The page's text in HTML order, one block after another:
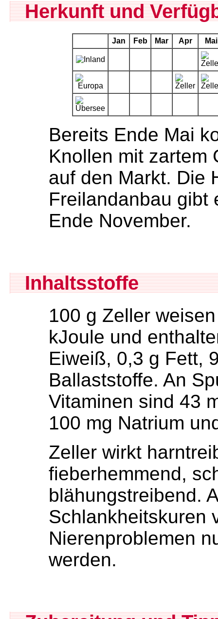
Herkunft und
Jan Feb Mar Apr Mai
Bereits Ende Mai
Knollen mit zartem
auf den Markt. Die
Freilandanbau gibt
Ende November.
Inhaltsstoffe
100 g Zeller
kJoule und
Eiweiß, 0,3 g Fett,
Ballaststoffe. An
Vitaminen sind 43
100 mg Natrium
Zeller wirkt
fieberhemmend,
blähungstreibend.
Schlankheitskuren
Nierenproblemen
werden.